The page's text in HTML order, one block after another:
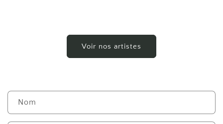
Voir nos artistes
F
o Nom